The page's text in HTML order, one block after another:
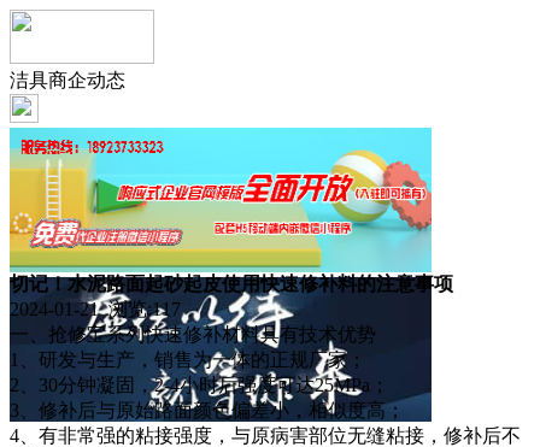
洁具商企动态
切记！水泥路面起砂起皮使用快速修补料的注意事项
2024-01-21 浏览:117
一、抢修宝系列快速修补材料具有技术优势
1、研发与生产，销售为一体的正规厂家；
2、30分钟凝固，2-4小时后强度可达25MPa；
3、修补后与原始路面颜色偏差小，相似度高；
4、有非常强的粘接强度，与原病害部位无缝粘接，修补后不